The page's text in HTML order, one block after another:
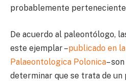
probablemente
De acuerdo al paleontólogo,
este ejemplar –publicado en
Palaeontologica Polonica–
determinar que se trata de